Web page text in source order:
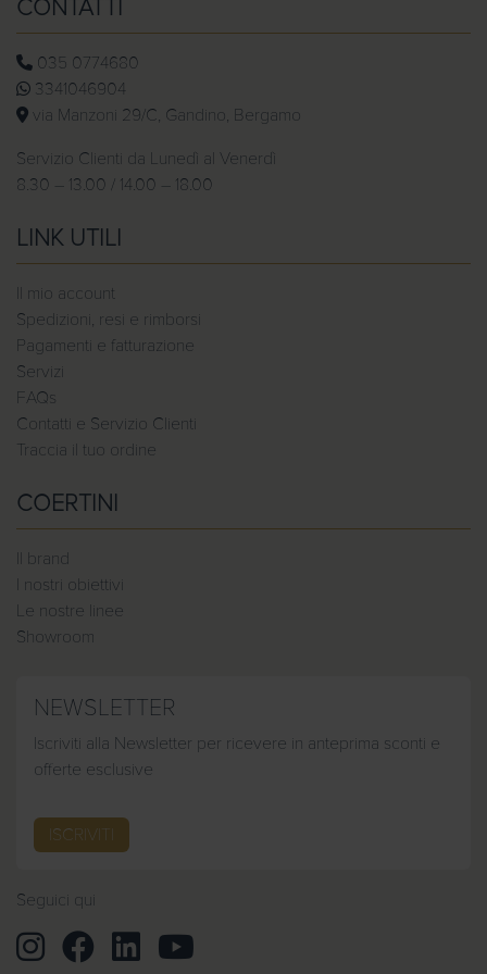
CONTATTI
035 0774680
3341046904
via Manzoni 29/C, Gandino, Bergamo
Servizio Clienti da Lunedì al Venerdì
8.30 – 13.00 / 14.00 – 18.00
LINK UTILI
Il mio account
Spedizioni, resi e rimborsi
Pagamenti e fatturazione
Servizi
FAQs
Contatti e Servizio Clienti
Traccia il tuo ordine
COERTINI
Il brand
I nostri obiettivi
Le nostre linee
Showroom
NEWSLETTER
Iscriviti alla Newsletter per ricevere in anteprima sconti e
offerte esclusive
ISCRIVITI
Seguici qui